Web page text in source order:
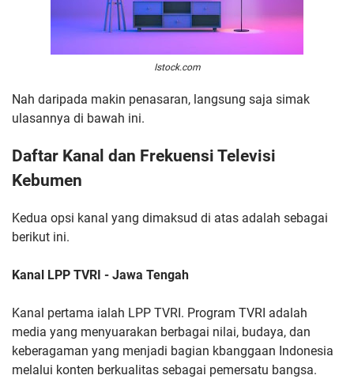
Istock.com
Nah daripada makin penasaran, langsung saja simak
ulasannya di bawah ini.
Daftar Kanal dan Frekuensi Televisi
Kebumen
Kedua opsi kanal yang dimaksud di atas adalah sebagai
berikut ini.
Kanal LPP TVRI - Jawa Tengah
Kanal pertama ialah LPP TVRI. Program TVRI adalah
media yang menyuarakan berbagai nilai, budaya, dan
keberagaman yang menjadi bagian kbanggaan Indonesia
melalui konten berkualitas sebagai pemersatu bangsa.